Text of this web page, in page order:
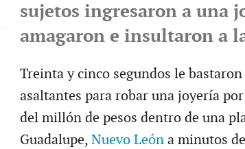
sujetos ingresaron a una
amagaron e insultaron a
Treinta y cinco segundos le
asaltantes para robar una joyería
del millón de pesos dentro de una
Guadalupe, Nuevo Leóna minutos